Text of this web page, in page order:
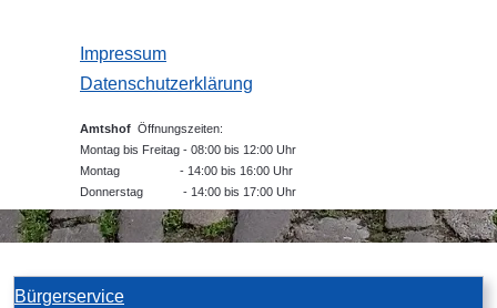
Impressum
Datenschutzerklärung
Amtshof Öffnungszeiten:
Montag bis Freitag - 08:00 bis 12:00 Uhr
Montag - 14:00 bis 16:00 Uhr
Donnerstag - 14:00 bis 17:00 Uhr
Bürgerservice